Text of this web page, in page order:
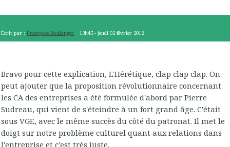
Écrit par : Françoise Boulanger 13h45 -jeudi 02 février 2012
Bravo pour cette explication, L'Hérétique, clap clap clap. On
peut ajouter que la proposition révolutionnaire concernant
les CA des entreprises a été formulée d'abord par Pierre
Sudreau, qui vient de s'éteindre à un fort grand âge. C'était
sous VGE, avec le même succès du côté du patronat. Il met le
doigt sur notre problème culturel quant aux relations dans
l'entreprise et c'est très juste.